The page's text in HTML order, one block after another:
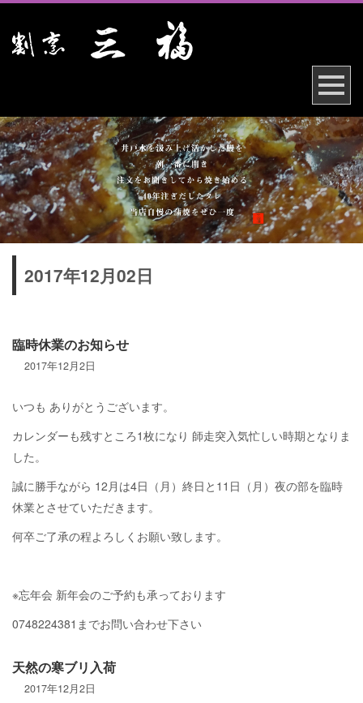
2017年12月02日
臨時休業のお知らせ
2017年12月2日
いつも ありがとうございます。
カレンダーも残すところ1枚になり 師走突入気忙しい時期となりま
した。
誠に勝手ながら 12月は4日（月）終日と11日（月）夜の部を臨時
休業とさせていただきます。
何卒ご了承の程よろしくお願い致します。
※忘年会 新年会のご予約も承っております
0748224381までお問い合わせ下さい
天然の寒ブリ入荷
2017年12月2日